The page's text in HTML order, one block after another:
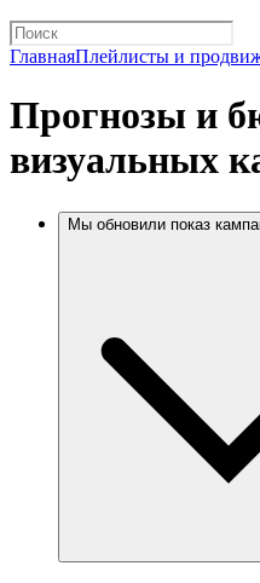
ГлавнаяПлейлисты и
Прогнозы и
визуальных
Мы обновили показ